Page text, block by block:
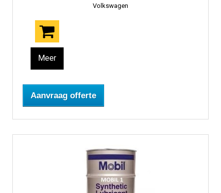
Volkswagen
Meer
Aanvraag offerte